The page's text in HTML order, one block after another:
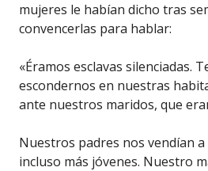
mujeres le habían dicho tras
convencerlas para hablar:
«Éramos esclavas silenciadas.
escondernos en nuestras
ante nuestros maridos, que
Nuestros padres nos vendían a
incluso más jóvenes. Nuestro